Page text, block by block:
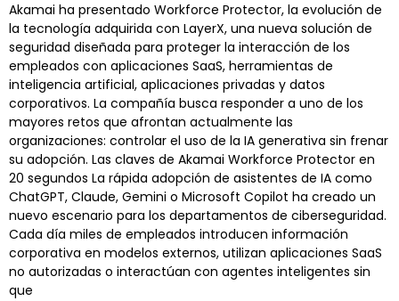
Akamai ha presentado Workforce Protector, la evolución de
la tecnología adquirida con LayerX, una nueva solución de
seguridad diseñada para proteger la interacción de los
empleados con aplicaciones SaaS, herramientas de
inteligencia artificial, aplicaciones privadas y datos
corporativos. La compañía busca responder a uno de los
mayores retos que afrontan actualmente las
organizaciones: controlar el uso de la IA generativa sin frenar
su adopción. Las claves de Akamai Workforce Protector en
20 segundos La rápida adopción de asistentes de IA como
ChatGPT, Claude, Gemini o Microsoft Copilot ha creado un
nuevo escenario para los departamentos de ciberseguridad.
Cada día miles de empleados introducen información
corporativa en modelos externos, utilizan aplicaciones SaaS
no autorizadas o interactúan con agentes inteligentes sin
que